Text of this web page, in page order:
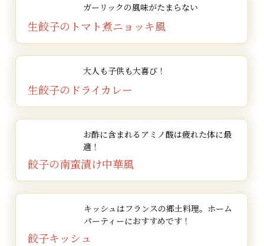
ガーリックの風味がたまらない
生餃子の トマト煮ニョッキ風
大人も子供も大喜び！
生餃子のドライカレー
お酢に含まれるアミノ酸は疲れた体に最
適！
餃子の南蛮漬け中華風
キッシュはフランスの郷土料理。 ホーム
パーティーにおすすめです！
餃子キッシュ